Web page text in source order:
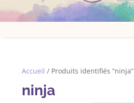
Accueil / Produits identifiés “ninja”
ninja